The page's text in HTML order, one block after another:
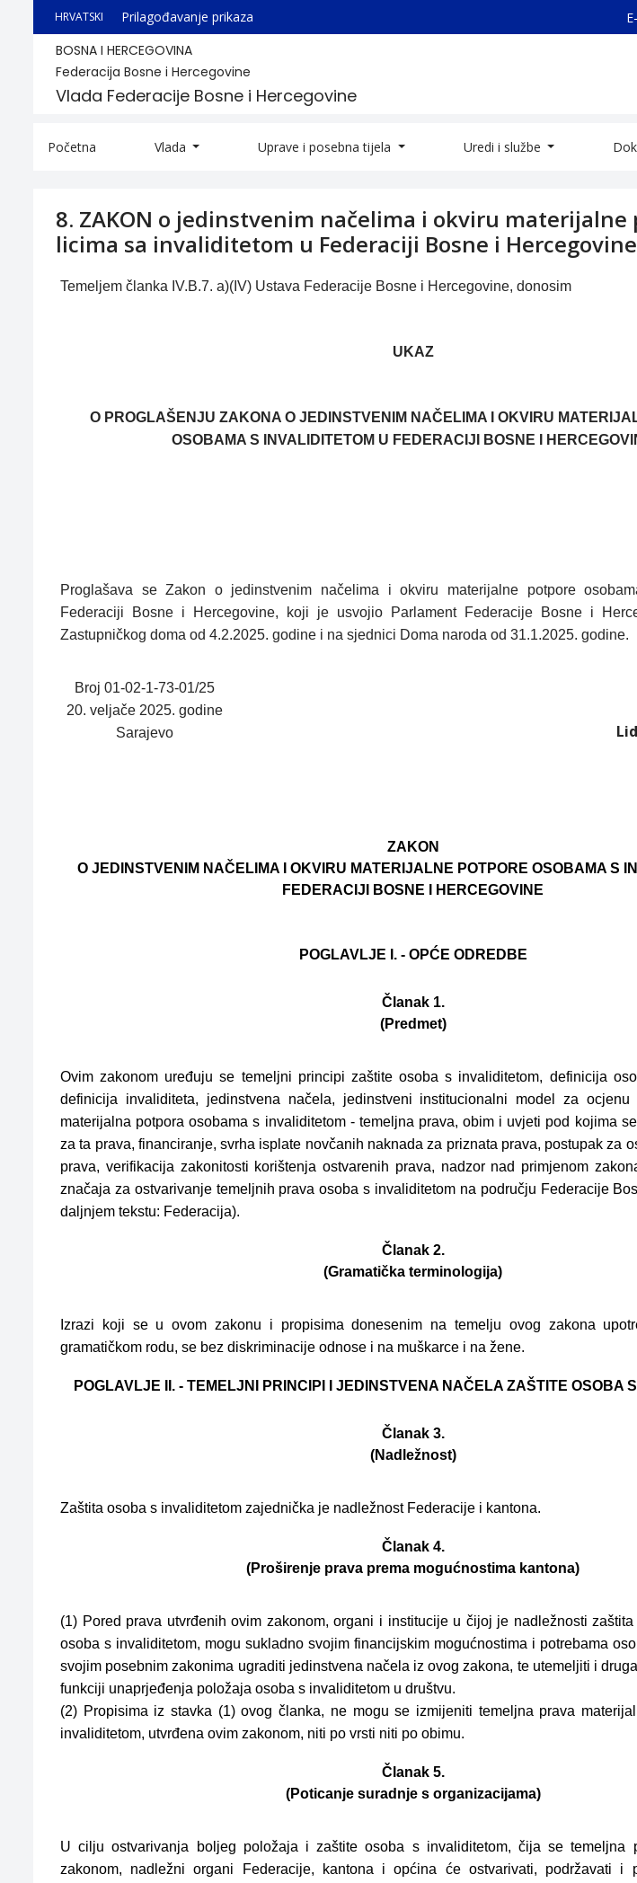
HRVATSKI Prilagođavanje prikaza
BOSNA I HERCEGOVINA
Federacija Bosne i Hercegovine
Vlada Federacije Bosne i Hercegovine
Početna Vlada Uprave i posebna tijela Uredi i službe
8. ZAKON o jedinstvenim načelima i okviru materijalne
licima sa invaliditetom u Federaciji Bosne i Hercegovine
Temeljem članka IV.B.7. a)(IV) Ustava Federacije Bosne i Hercegovine, donosim
UKAZ
O PROGLAŠENJU ZAKONA O JEDINSTVENIM NAČELIMA I OKVIRU
OSOBAMA S INVALIDITETOM U FEDERACIJI BOSNE I
Proglašava se Zakon o jedinstvenim načelima i okviru materijalne potpore
Federaciji Bosne i Hercegovine, koji je usvojio Parlament Federacije Bosne i
Zastupničkog doma od 4.2.2025. godine i na sjednici Doma naroda od 31.1.2025. godine.
Broj 01-02-1-73-01/25
20. veljače 2025. godine
Sarajevo
ZAKON
O JEDINSTVENIM NAČELIMA I OKVIRU MATERIJALNE POTPORE OSOBAMA S
FEDERACIJI BOSNE I HERCEGOVINE
POGLAVLJE I. - OPĆE ODREDBE
Članak 1.
(Predmet)
Ovim zakonom uređuju se temeljni principi zaštite osoba s invaliditetom, definicija
definicija invaliditeta, jedinstvena načela, jedinstveni institucionalni model za ocjenu
materijalna potpora osobama s invaliditetom - temeljna prava, obim i uvjeti pod kojima
za ta prava, financiranje, svrha isplate novčanih naknada za priznata prava, postupak za
prava, verifikacija zakonitosti korištenja ostvarenih prava, nadzor nad primjenom
značaja za ostvarivanje temeljnih prava osoba s invaliditetom na području Federacije
daljnjem tekstu: Federacija).
Članak 2.
(Gramatička terminologija)
Izrazi koji se u ovom zakonu i propisima donesenim na temelju ovog zakona
gramatičkom rodu, se bez diskriminacije odnose i na muškarce i na žene.
POGLAVLJE II. - TEMELJNI PRINCIPI I JEDINSTVENA NAČELA ZAŠTITE OSOBA
Članak 3.
(Nadležnost)
Zaštita osoba s invaliditetom zajednička je nadležnost Federacije i kantona.
Članak 4.
(Proširenje prava prema mogućnostima kantona)
(1) Pored prava utvrđenih ovim zakonom, organi i institucije u čijoj je nadležnosti
osoba s invaliditetom, mogu sukladno svojim financijskim mogućnostima i potrebama
svojim posebnim zakonima ugraditi jedinstvena načela iz ovog zakona, te utemeljiti i
funkciji unaprjeđenja položaja osoba s invaliditetom u društvu.
(2) Propisima iz stavka (1) ovog članka, ne mogu se izmijeniti temeljna prava
invaliditetom, utvrđena ovim zakonom, niti po vrsti niti po obimu.
Članak 5.
(Poticanje suradnje s organizacijama)
U cilju ostvarivanja boljeg položaja i zaštite osoba s invaliditetom, čija se temeljna
zakonom, nadležni organi Federacije, kantona i općina će ostvarivati, podržavati i